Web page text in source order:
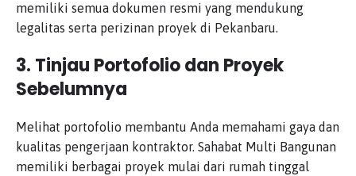
memiliki semua dokumen resmi yang mendukung
legalitas serta perizinan proyek di Pekanbaru.
3. Tinjau Portofolio dan Proyek
Sebelumnya
Melihat portofolio membantu Anda memahami gaya dan
kualitas pengerjaan kontraktor. Sahabat Multi Bangunan
memiliki berbagai proyek mulai dari rumah tinggal